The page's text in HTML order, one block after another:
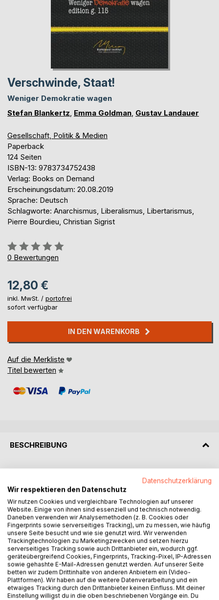
Verschwinde, Staat!
Weniger Demokratie wagen
Stefan Blankertz Emma Goldman Gustav Landauer
Gesellschaft, Politik & Medien
Paperback
124 Seiten
ISBN-13: 9783734752438
Verlag: Books on Demand
Erscheinungsdatum: 20.08.2019
Sprache: Deutsch
Schlagworte: Anarchismus, Liberalismus, Libertarismus,
Pierre Bourdieu, Christian Sigrist
Bewertung::
0%
0 Bewertungen
12,80 €
inkl. MwSt. / portofrei
sofort verfügbar
IN DEN WARENKORB
Auf die Merkliste
Titel bewerten
BESCHREIBUNG
die einzige Methode, um Freiheit, Frieden und Wohlstand
zu bewahren? Stefan Blankertz gibt, basierend auf
Vorarbeiten u.a. von Emma Goldman und Gustav Landauer,
notwendig provokative Antworten in einer Zeit, in der die
Demokratie zwischen der Schere von Rechts und Links
immer mehr die Form des schon überwunden geglaubten
Totalitarismus annimmt. Der Titel »Verschwinde, Staat!«
stellt eine Hommage dar an den Ethnologen von
herrschaftsfreien Stämmen, Christian Sigrist.
Der Band enthält einen Vortrag aus dem Jahr 1909 von
Emma Goldman (1869-1940), russisch-amerikanische
Anarchistin und Vorkämpferin des Feminismus, über
Datenschutzerklärung
Wir respektieren den Datenschutz
Wir nutzen Cookies und vergleichbare Technologien auf unserer
Website. Einige von ihnen sind essenziell und technisch notwendig.
Daneben verwenden wir Analysemethoden (z. B. Cookies oder
Fingerprints sowie serverseitiges Tracking), um zu messen, wie häufig
unsere Seite besucht und wie sie genutzt wird. Wir verwenden
Trackingtechnologien zu Marketingzwecken und setzen hierzu
serverseitiges Tracking sowie auch Drittanbieter ein, wodurch ggf.
geräteübergreifend Cookies, Fingerprints, Tracking-Pixel, IP-Adressen
sowie gehashte E-Mail-Adressen genutzt werden. Auf unserer Seite
betten wir zudem Drittinhalte von anderen Anbietern ein (Video-
Plattformen). Wir haben auf die weitere Datenverarbeitung und ein
etwaiges Tracking durch den Drittanbieter keinen Einfluss. Mit deiner
Einstellung willigst du in die oben beschriebenen Vorgänge ein. Du